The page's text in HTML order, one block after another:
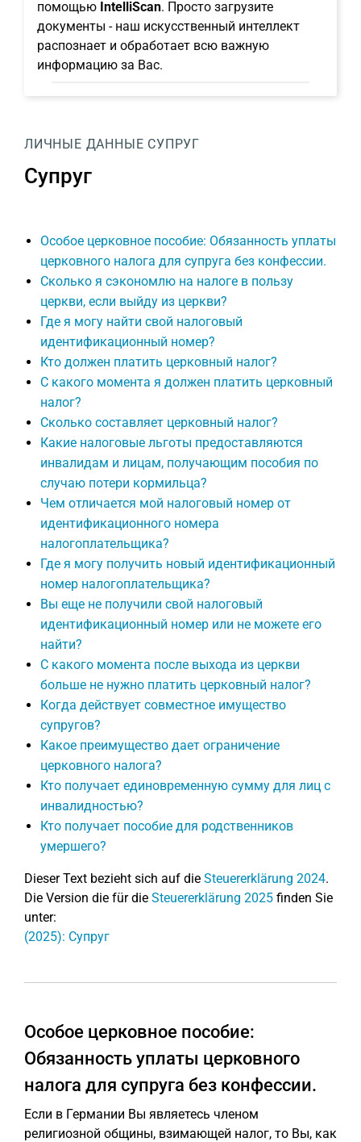
помощью IntelliScan. Просто загрузите
документы - наш искусственный интеллект
распознает и обработает всю важную
информацию за Вас.
ЛИЧНЫЕ ДАННЫЕ СУПРУГ
Супруг
Особое церковное пособие: Обязанность уплаты
церковного налога для супруга без конфессии.
Сколько я сэкономлю на налоге в пользу
церкви, если выйду из церкви?
Где я могу найти свой налоговый
идентификационный номер?
Кто должен платить церковный налог?
С какого момента я должен платить церковный
налог?
Сколько составляет церковный налог?
Какие налоговые льготы предоставляются
инвалидам и лицам, получающим пособия по
случаю потери кормильца?
Чем отличается мой налоговый номер от
идентификационного номера
налогоплательщика?
Где я могу получить новый идентификационный
номер налогоплательщика?
Вы еще не получили свой налоговый
идентификационный номер или не можете его
найти?
С какого момента после выхода из церкви
больше не нужно платить церковный налог?
Когда действует совместное имущество
супругов?
Какое преимущество дает ограничение
церковного налога?
Кто получает единовременную сумму для лиц с
инвалидностью?
Кто получает пособие для родственников
умершего?
Dieser Text bezieht sich auf die Steuererklärung 2024.
Die Version die für die Steuererklärung 2025 finden Sie
unter:
(2025): Супруг
Особое церковное пособие:
Обязанность уплаты церковного
налога для супруга без конфессии.
Если в Германии Вы являетесь членом
религиозной общины, взимающей налог, то Вы, как